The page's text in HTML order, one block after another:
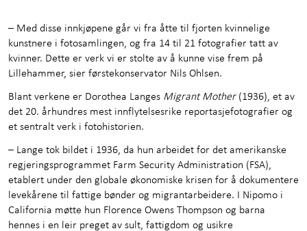
Kunnskap og læring
Kontakt oss
– Med disse innkjøpene går vi fra åtte til fjorten kvinnelige
kunstnere i fotosamlingen, og fra 14 til 21 fotografier tatt av
kvinner. Dette er verk vi er stolte av å kunne vise frem på
Lillehammer, sier førstekonservator Nils Ohlsen.
Blant verkene er Dorothea Langes Migrant Mother(1936), et av
det 20. århundres mest innflytelsesrike reportasjefotografier og
et sentralt verk i fotohistorien.
– Lange tok bildet i 1936, da hun arbeidet for det amerikanske
regjeringsprogrammet Farm Security Administration (FSA),
etablert under den globale økonomiske krisen for å dokumentere
levekårene til fattige bønder og migrantarbeidere. I Nipomo i
California møtte hun Florence Owens Thompson og barna
hennes i en leir preget av sult, fattigdom og usikre